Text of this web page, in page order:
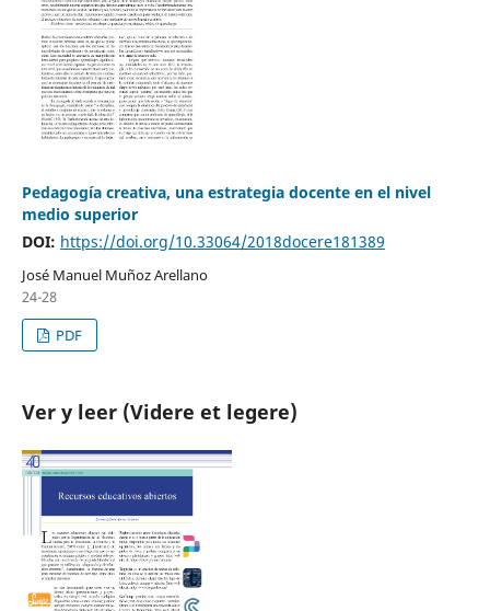
Pedagogía creativa, una estrategia docente en el nivel
medio superior
DOI: https://doi.org/10.33064/2018docere181389
José Manuel Muñoz Arellano
24-28
PDF
Ver y leer (Videre et legere)